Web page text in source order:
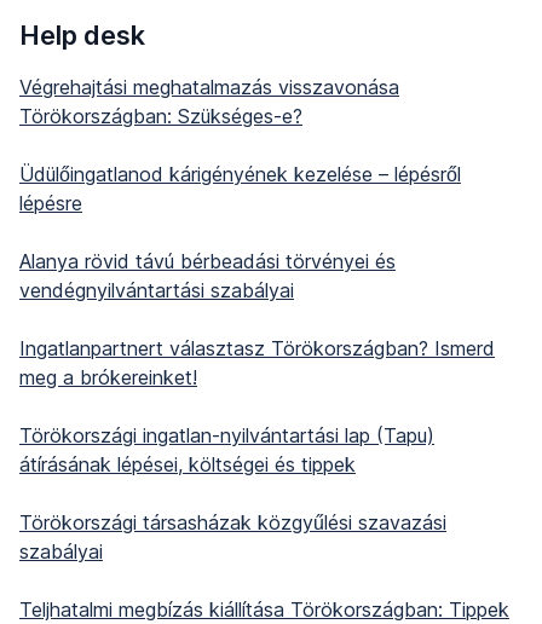
Help desk
Végrehajtási meghatalmazás visszavonása
Törökországban: Szükséges-e?
Üdülőingatlanod kárigényének kezelése – lépésről
lépésre
Alanya rövid távú bérbeadási törvényei és
vendégnyilvántartási szabályai
Ingatlanpartnert választasz Törökországban? Ismerd
meg a brókereinket!
Törökországi ingatlan-nyilvántartási lap (Tapu)
átírásának lépései, költségei és tippek
Törökországi társasházak közgyűlési szavazási
szabályai
Teljhatalmi megbízás kiállítása Törökországban: Tippek